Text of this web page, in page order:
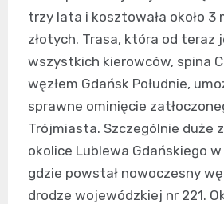
trzy lata i kosztowała około 3
złotych. Trasa, która od teraz
wszystkich kierowców, spina
węzłem Gdańsk Południe,
sprawne ominięcie
Trójmiasta. Szczególnie duże
okolice Lublewa Gdańskiego w
gdzie powstał nowoczesny
drodze wojewódzkiej nr 221.